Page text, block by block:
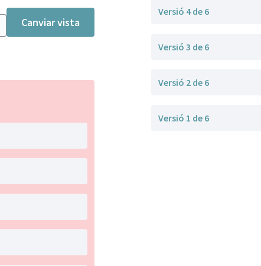
Canviar vista
Versió 4 de 6
Versió 3 de 6
Versió 2 de 6
Versió 1 de 6